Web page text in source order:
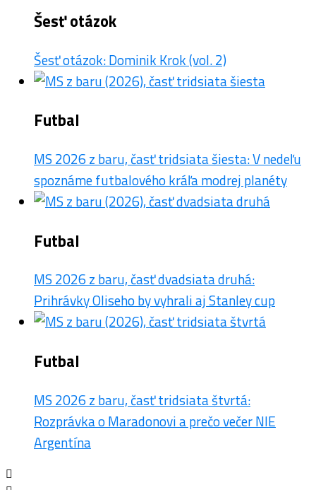
Šesť otázok
Šesť otázok: Dominik Krok (vol. 2)
Futbal
MS 2026 z baru, časť tridsiata šiesta: V nedeľu
spoznáme futbalového kráľa modrej planéty
Futbal
MS 2026 z baru, časť dvadsiata druhá:
Prihrávky Oliseho by vyhrali aj Stanley cup
Futbal
MS 2026 z baru, časť tridsiata štvrtá:
Rozprávka o Maradonovi a prečo večer NIE
Argentína